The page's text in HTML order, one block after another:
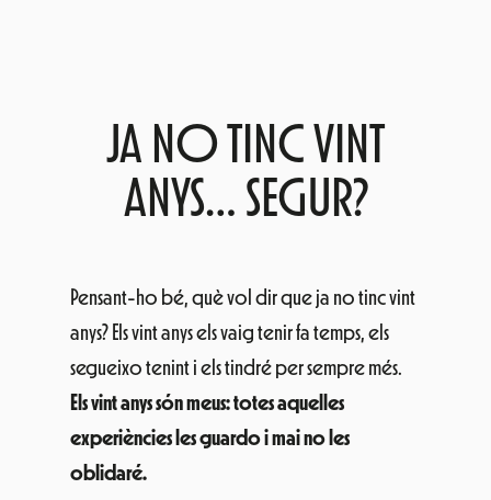
ANYS… SEGUR?
segueixo tenint i els tindré per sempre més.
Els vint anys són meus: totes aquelles
experiències les guardo i mai no les
oblidaré.
És cert que abans tenia tot el temps del món i